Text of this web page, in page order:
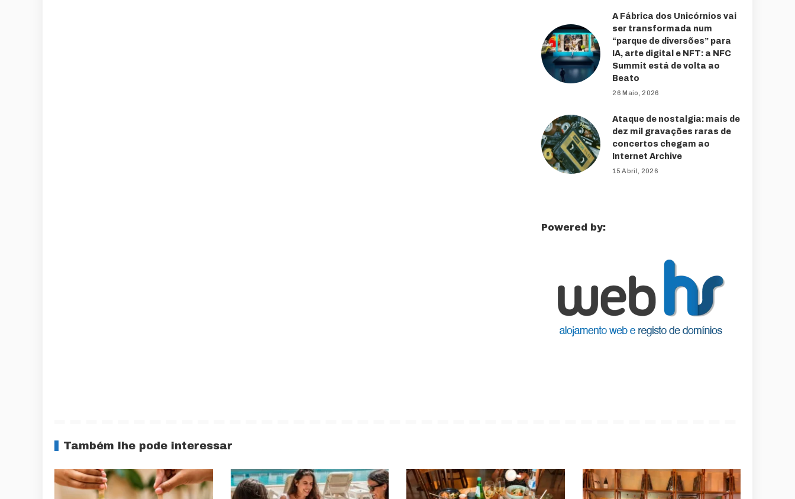
A Fábrica dos Unicórnios vai
ser transformada num
“parque de diversões” para
IA, arte digital e NFT: a NFC
Summit está de volta ao
Beato
26 Maio, 2026
Ataque de nostalgia: mais de
dez mil gravações raras de
concertos chegam ao
Internet Archive
15 Abril, 2026
Powered by:
Também lhe pode interessar